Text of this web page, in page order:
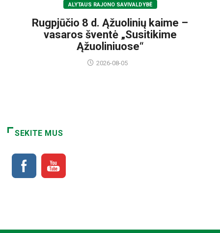
ALYTAUS RAJONO SAVIVALDYBĖ
Rugpjūčio 8 d. Ąžuolinių kaime –
vasaros šventė „Susitikime
Ąžuoliniuose“
2026-08-05
SEKITE MUS